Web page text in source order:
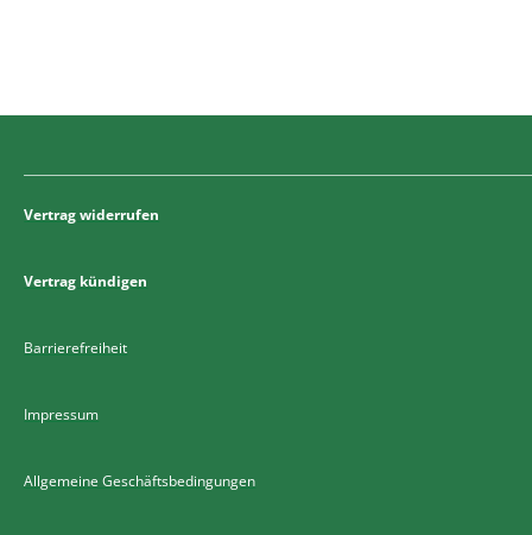
Vertrag widerrufen
Vertrag kündigen
Barrierefreiheit
Impressum
Allgemeine Geschäftsbedingungen